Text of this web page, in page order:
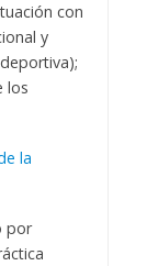
con
y
los
la
por